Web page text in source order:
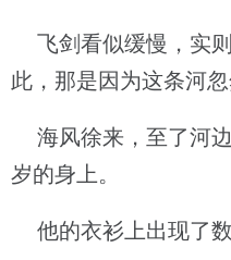
飞剑看似缓慢，实
此，那是因为这条河
海风徐来，至了河
岁的身上。
他的衣衫上出现了数